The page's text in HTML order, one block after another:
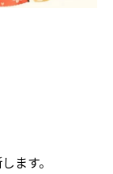
ます。